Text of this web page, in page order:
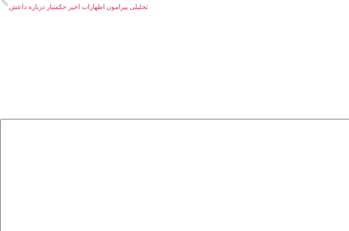
تحلیلی پیرامون اظهارات اخیر حکمتیار درباره داعش